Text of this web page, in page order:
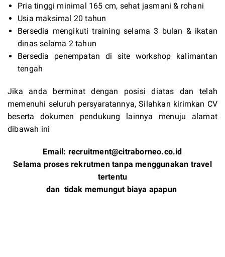
Pria tinggi minimal 165 cm, sehat jasmani & rohani
Usia maksimal 20 tahun
Bersedia mengikuti training selama 3 bulan & ikatan
dinas selama 2 tahun
Bersedia penempatan di site workshop kalimantan
tengah
Jika anda berminat dengan posisi diatas dan telah
memenuhi seluruh persyaratannya, Silahkan kirimkan CV
beserta dokumen pendukung lainnya menuju alamat
dibawah ini
Email: recruitment@citraborneo.co.id
Selama proses rekrutmen tanpa menggunakan travel
tertentu
dan tidak memungut biaya apapun